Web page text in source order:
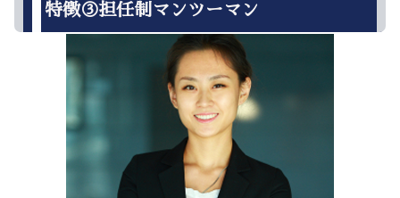
特徴③担任制マンツーマン